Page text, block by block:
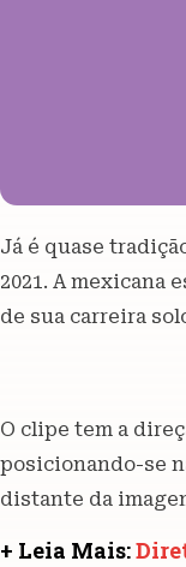
Já é quase
2021. A mexicana
de sua carreira
O clipe tem a
posicionando-se
distante da
+ Leia Mais: